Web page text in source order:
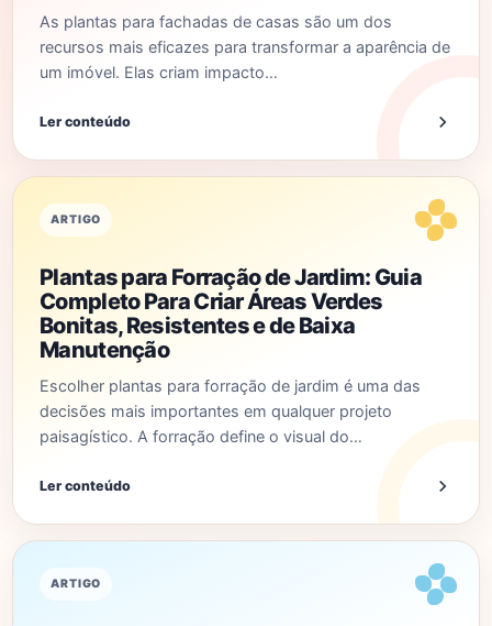
As plantas para fachadas de casas são um dos
recursos mais eficazes para transformar a aparência de
um imóvel. Elas criam impacto…
Ler conteúdo
ARTIGO
Plantas para Forração de Jardim: Guia
Completo Para Criar Áreas Verdes
Bonitas, Resistentes e de Baixa
Manutenção
Escolher plantas para forração de jardim é uma das
decisões mais importantes em qualquer projeto
paisagístico. A forração define o visual do…
Ler conteúdo
ARTIGO